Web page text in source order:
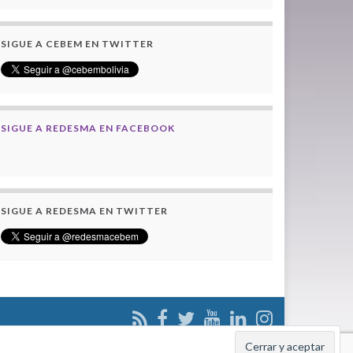
SIGUE A CEBEM EN TWITTER
SIGUE A REDESMA EN FACEBOOK
SIGUE A REDESMA EN TWITTER